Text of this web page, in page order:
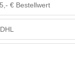
€ Bestellwert